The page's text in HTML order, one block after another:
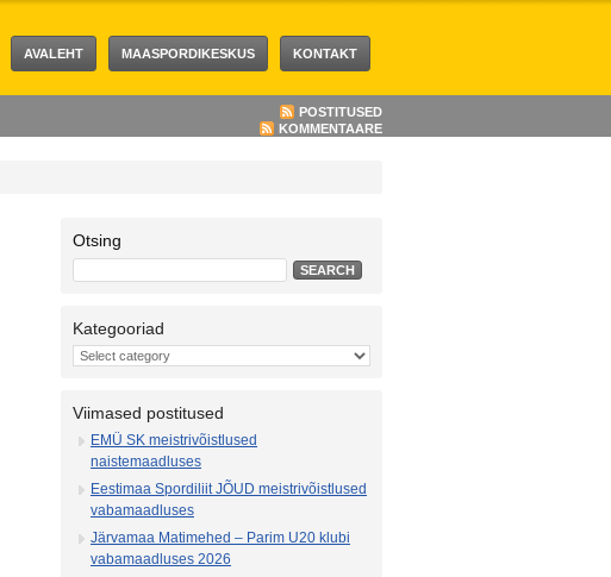
AVALEHT MAASPORDIKESKUS KONTAKT
POSTITUSED
KOMMENTAARE
Otsing
Kategooriad
Viimased postitused
EMÜ SK meistrivõistlused
naistemaadluses
Eestimaa Spordiliit JÕUD meistrivõistlused
vabamaadluses
Järvamaa Matimehed – Parim U20 klubi
vabamaadluses 2026